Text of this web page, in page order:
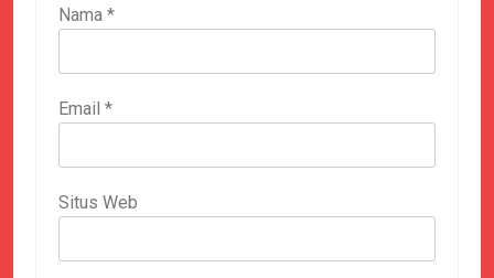
Nama *
Email *
Situs Web